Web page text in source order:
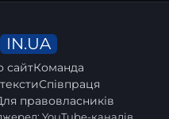
IN.UA
сайтКоманда
Співпраця
правовласників